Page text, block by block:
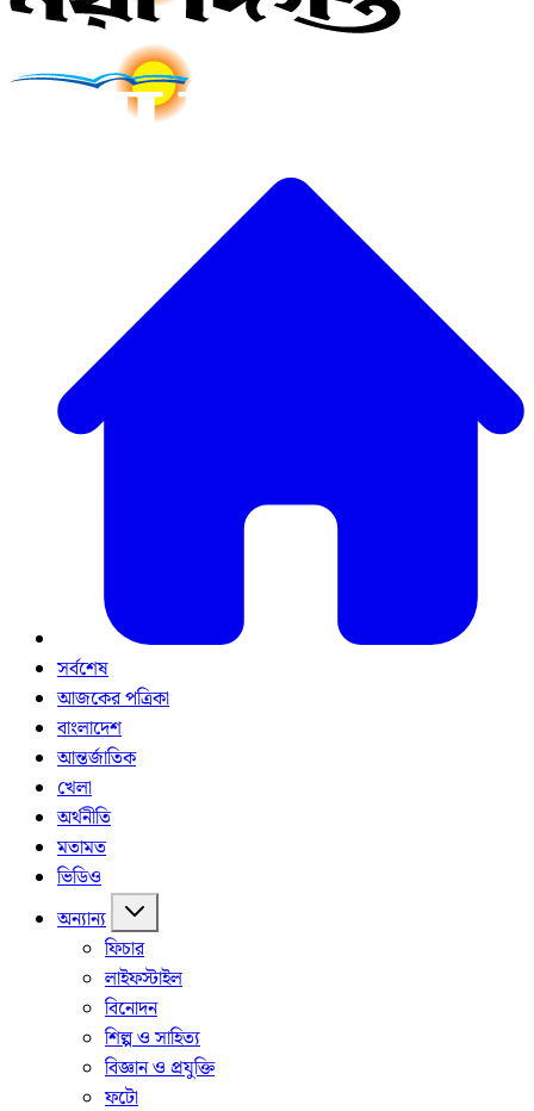
সর্বশেষ
আজকের পত্রিকা
বাংলাদেশ
আন্তর্জাতিক
খেলা
অর্থনীতি
মতামত
ভিডিও
অন্যান্য
ফিচার
লাইফস্টাইল
বিনোদন
শিল্প ও সাহিত্য
বিজ্ঞান ও প্রযুক্তি
ফটো